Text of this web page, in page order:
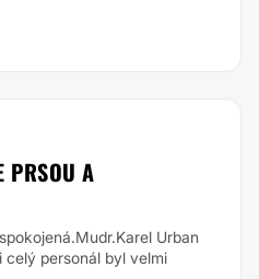
PRSOU A
Urban
celý personál byl velmi